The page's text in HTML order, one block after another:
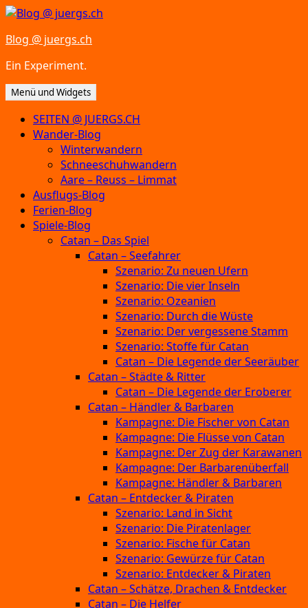
Zum
springen
Blog @ juergs.ch
Ein Experiment.
Menü und Widgets
SEITEN @ JUERGS.CH
Wander-Blog
Winterwandern
Schneeschuhwandern
Aare – Reuss – Limmat
Ausflugs-Blog
Ferien-Blog
Spiele-Blog
Catan – Das Spiel
Catan – Seefahrer
Szenario: Zu neuen Ufern
Szenario: Die vier Inseln
Szenario: Ozeanien
Szenario: Durch die Wüste
Szenario: Der vergessene Stamm
Szenario: Stoffe für Catan
Catan – Die Legende der Seeräuber
Catan – Städte & Ritter
Catan – Die Legende der Eroberer
Catan – Händler & Barbaren
Kampagne: Die Fischer von Catan
Kampagne: Die Flüsse von Catan
Kampagne: Der Zug der Karawanen
Kampagne: Der Barbarenüberfall
Kampagne: Händler & Barbaren
Catan – Entdecker & Piraten
Szenario: Land in Sicht
Szenario: Die Piratenlager
Szenario: Fische für Catan
Szenario: Gewürze für Catan
Szenario: Entdecker & Piraten
Catan – Schätze, Drachen & Entdecker
Catan – Die Helfer